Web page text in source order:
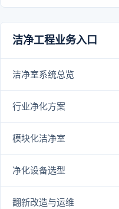
洁净工程业务入口
洁净室系统总览
行业净化方案
模块化洁净室
净化设备选型
翻新改造与运维